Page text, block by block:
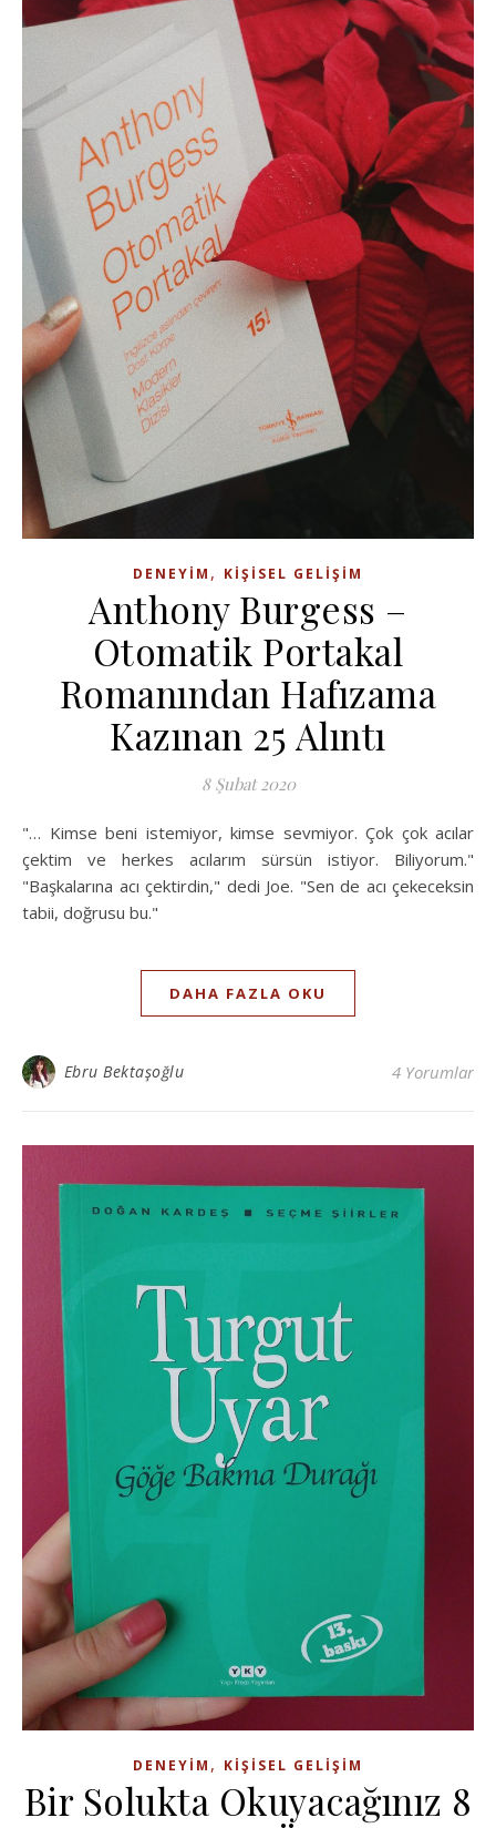
DENEYIM , KIŞISEL GELIŞIM
Anthony Burgess –
Otomatik Portakal
Romanından Hafızama
Kazınan 25 Alıntı
8 Şubat 2020
"… Kimse beni istemiyor, kimse sevmiyor. Çok çok acılar
çektim ve herkes acılarım sürsün istiyor. Biliyorum."
"Başkalarına acı çektirdin," dedi Joe. "Sen de acı çekeceksin
tabii, doğrusu bu."
DAHA FAZLA OKU
Ebru Bektaşoğlu 4 Yorumlar
DENEYIM , KIŞISEL GELIŞIM
Bir Solukta Okuyacağınız 8